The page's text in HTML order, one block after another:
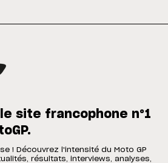
site francophone n°1
! Découvrez l'intensité du Moto GP
résultats, interviews, analyses,